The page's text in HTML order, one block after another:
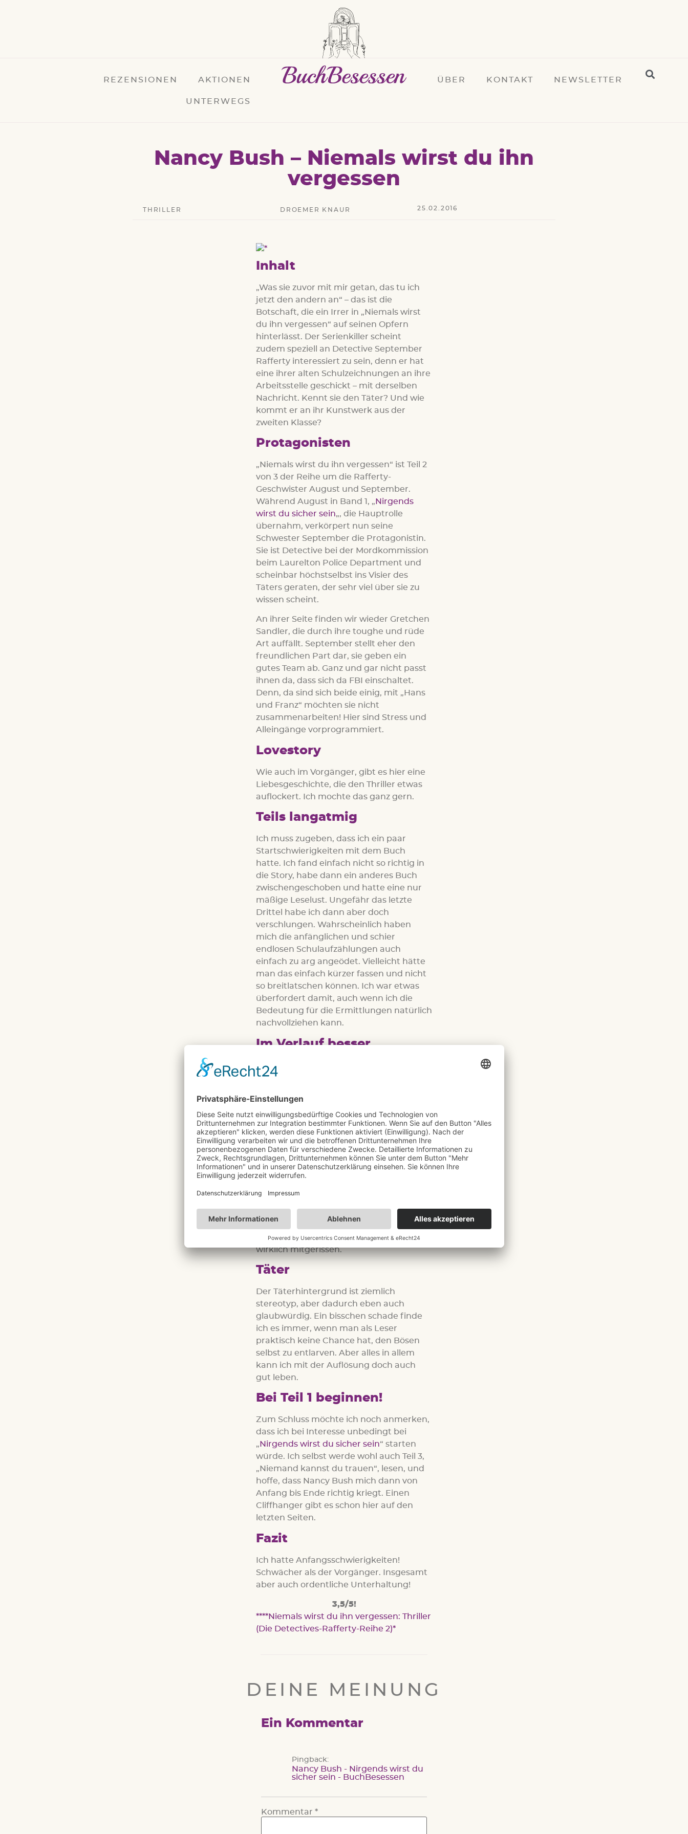
REZENSIONEN AKTIONEN
UNTERWEGS
ÜBER KONTAKT NEWSLETTER
Nancy Bush – Niemals wirst du ihn
vergessen
THRILLER DROEMER KNAUR 25.02.2016
Inhalt
„Was sie zuvor mit mir getan, das tu ich
jetzt den andern an“ – das ist die
Botschaft, die ein Irrer in „Niemals wirst
du ihn vergessen“ auf seinen Opfern
hinterlässt. Der Serienkiller scheint
zudem speziell an Detective September
Rafferty interessiert zu sein, denn er hat
eine ihrer alten Schulzeichnungen an ihre
Arbeitsstelle geschickt – mit derselben
Nachricht. Kennt sie den Täter? Und wie
kommt er an ihr Kunstwerk aus der
zweiten Klasse?
Protagonisten
„Niemals wirst du ihn vergessen“ ist Teil 2
von 3 der Reihe um die Rafferty-
Geschwister August und September.
Während August in Band 1, „ Nirgends
wirst du sicher sein„, die Hauptrolle
übernahm, verkörpert nun seine
Schwester September die Protagonistin.
Sie ist Detective bei der Mordkommission
beim Laurelton Police Department und
scheinbar höchstselbst ins Visier des
Täters geraten, der sehr viel über sie zu
wissen scheint.
An ihrer Seite finden wir wieder Gretchen
Sandler, die durch ihre toughe und rüde
Art auffällt. September stellt eher den
freundlichen Part dar, sie geben ein
gutes Team ab. Ganz und gar nicht passt
ihnen da, dass sich da FBI einschaltet.
Denn, da sind sich beide einig, mit „Hans
und Franz“ möchten sie nicht
zusammenarbeiten! Hier sind Stress und
Alleingänge vorprogrammiert.
Lovestory
Wie auch im Vorgänger, gibt es hier eine
Liebesgeschichte, die den Thriller etwas
auflockert. Ich mochte das ganz gern.
Teils langatmig
Ich muss zugeben, dass ich ein paar
Startschwierigkeiten mit dem Buch
hatte. Ich fand einfach nicht so richtig in
die Story, habe dann ein anderes Buch
zwischengeschoben und hatte eine nur
mäßige Leselust. Ungefähr das letzte
Drittel habe ich dann aber doch
verschlungen. Wahrscheinlich haben
mich die anfänglichen und schier
endlosen Schulaufzählungen auch
einfach zu arg angeödet. Vielleicht hätte
man das einfach kürzer fassen und nicht
so breitlatschen können. Ich war etwas
überfordert damit, auch wenn ich die
Bedeutung für die Ermittlungen natürlich
nachvollziehen kann.
Im Verlauf besser
Mir hat der Erstling etwas besser gefallen
als die Fortsetzung, einfach weil ich da
ist auch „Niemals wirst du ihn vergessen“
nicht zu verachten. Es ist, besonders im
Verlauf, ein spannender Thriller, der mit
einer Lovestory und ein paar familiären
Auseinandersetzungen vermischt ein
gutes großes Ganzes ergibt. Es gibt
genug Input, so dass grundsätzlich keine
was aber andere Gründe hatte und nicht
Das Finale ist sehr fesselnd und ich war
wirklich mitgerissen.
Täter
Der Täterhintergrund ist ziemlich
stereotyp, aber dadurch eben auch
glaubwürdig. Ein bisschen schade finde
ich es immer, wenn man als Leser
praktisch keine Chance hat, den Bösen
selbst zu entlarven. Aber alles in allem
kann ich mit der Auflösung doch auch
gut leben.
Bei Teil 1 beginnen!
Zum Schluss möchte ich noch anmerken,
dass ich bei Interesse unbedingt bei
„ Nirgends wirst du sicher sein“ starten
würde. Ich selbst werde wohl auch Teil 3,
„Niemand kannst du trauen“, lesen, und
hoffe, dass Nancy Bush mich dann von
Anfang bis Ende richtig kriegt. Einen
Cliffhanger gibt es schon hier auf den
letzten Seiten.
Fazit
Ich hatte Anfangsschwierigkeiten!
Schwächer als der Vorgänger. Insgesamt
aber auch ordentliche Unterhaltung!
3,5/5!
Niemals wirst du ihn vergessen: Thriller
(Die Detectives-Rafferty-Reihe 2)
DEINE MEINUNG
Ein Kommentar
Pingback:
Nancy Bush - Nirgends wirst du
sicher sein - BuchBesessen
Kommentar *